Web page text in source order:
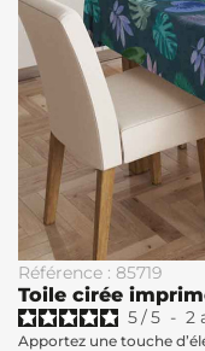
Référence : 85719
Toile cirée
5/5 - 2
Apportez une touche